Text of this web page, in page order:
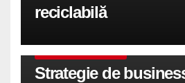
reciclabilă
Strategie de